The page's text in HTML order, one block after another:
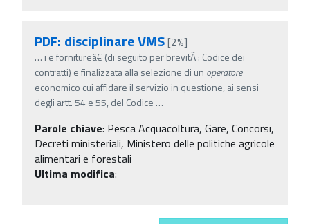
PDF: disciplinare VMS[2%]
… i e fornitureâ€ (di seguito per brevitÃ : Codice dei
contratti) e finalizzata alla selezione di un operatore
economico cui affidare il servizio in questione, ai sensi
degli artt. 54 e 55, del Codice …
Parole chiave: Pesca Acquacoltura, Gare, Concorsi,
Decreti ministeriali, Ministero delle politiche agricole
alimentari e forestali
Ultima modifica: